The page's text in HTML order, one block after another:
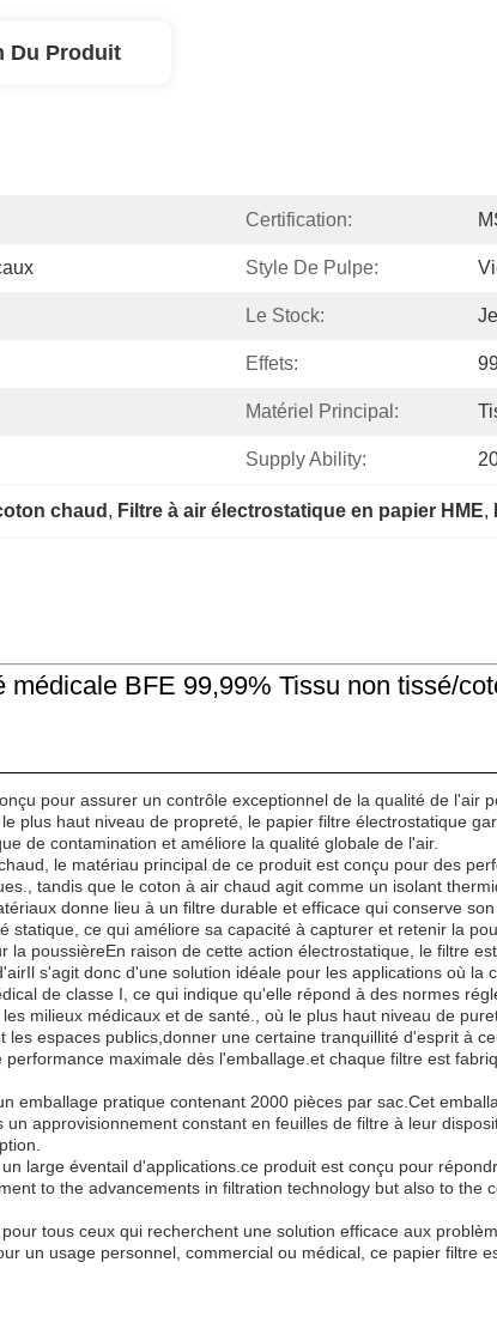
Du Produit
Certification:
Style De Pulpe:
Le Stock:
Effets:
Matériel Principal:
Supply Ability:
chaud , Filtre à air électrostatique en papier HME,
BFE 99,99% Tissu non tissé/
pour assurer un contrôle exceptionnel de la qualité de l'air
plus haut niveau de propreté, le papier filtre électrostatique
de contamination et améliore la qualité globale de l'air.
le matériau principal de ce produit est conçu pour des
tandis que le coton à air chaud agit comme un isolant
donne lieu à un filtre durable et efficace qui conserve
ce qui améliore sa capacité à capturer et retenir la
poussièreEn raison de cette action électrostatique, le filtre
s'agit donc d'une solution idéale pour les applications où la
de classe I, ce qui indique qu'elle répond à des normes
milieux médicaux et de santé., où le plus haut niveau de
espaces publics,donner une certaine tranquillité d'esprit à
maximale dès l'emballage.et chaque filtre est
emballage pratique contenant 2000 pièces par sac.Cet
approvisionnement constant en feuilles de filtre à leur
large éventail d'applications.ce produit est conçu pour
to the advancements in filtration technology but also to
tous ceux qui recherchent une solution efficace aux
un usage personnel, commercial ou médical, ce papier filtre